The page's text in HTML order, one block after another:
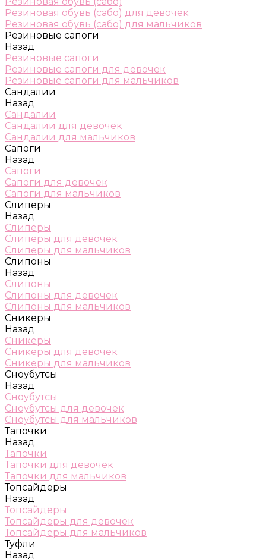
Резиновая обувь (сабо) для девочек
Резиновая обувь (сабо) для мальчиков
Резиновые сапоги
Назад
Резиновые сапоги
Резиновые сапоги для девочек
Резиновые сапоги для мальчиков
Сандалии
Назад
Сандалии
Сандалии для девочек
Сандалии для мальчиков
Сапоги
Назад
Сапоги
Сапоги для девочек
Сапоги для мальчиков
Слиперы
Назад
Слиперы
Слиперы для девочек
Слиперы для мальчиков
Слипоны
Назад
Слипоны
Слипоны для девочек
Слипоны для мальчиков
Сникеры
Назад
Сникеры
Сникеры для девочек
Сникеры для мальчиков
Сноубутсы
Назад
Сноубутсы
Сноубутсы для девочек
Сноубутсы для мальчиков
Тапочки
Назад
Тапочки
Тапочки для девочек
Тапочки для мальчиков
Топсайдеры
Назад
Топсайдеры
Топсайдеры для девочек
Топсайдеры для мальчиков
Туфли
Назад